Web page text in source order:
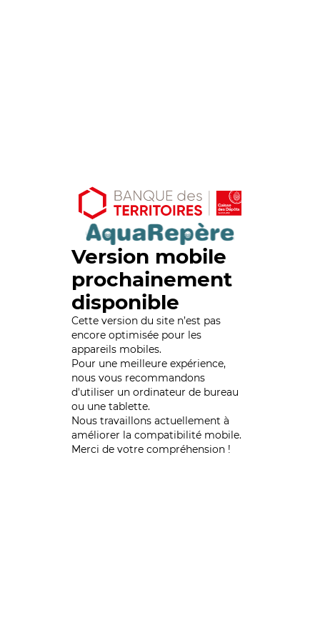
Version mobile
prochainement
disponible
Cette version du site n’est pas
encore optimisée pour les
appareils mobiles.
Pour une meilleure expérience,
nous vous recommandons
d'utiliser un ordinateur de bureau
ou une tablette.
Nous travaillons actuellement à
améliorer la compatibilité mobile.
Merci de votre compréhension !